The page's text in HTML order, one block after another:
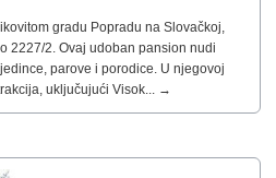
gradu Popradu na Slovačkoj,
2227/2. Ovaj udoban pansion nudi
parove i porodice. U njegovoj
uključujući Visok... →